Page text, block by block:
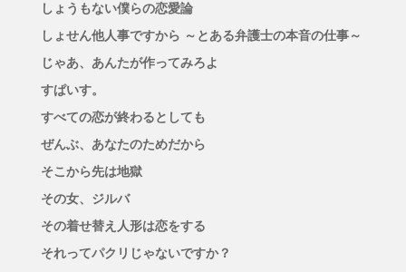
しょうもない僕らの恋愛論
しょせん他人事ですから ～とある弁護士の本音の仕事～
じゃあ、あんたが作ってみろよ
すぱいす。
すべての恋が終わるとしても
ぜんぶ、あなたのためだから
そこから先は地獄
その女、ジルバ
その着せ替え人形は恋をする
それってパクリじゃないですか？